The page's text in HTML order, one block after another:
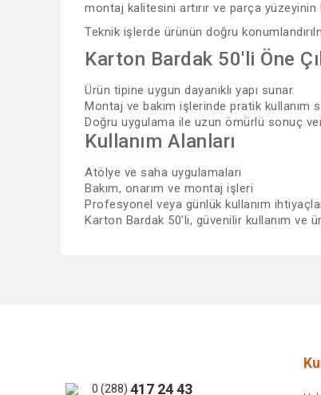
montaj kalitesini artırır ve parça yüzeyinin
Teknik işlerde ürünün doğru
Karton Bardak 50'li Öne
Ürün tipine uygun dayanıklı yapı sunar.
Montaj ve bakım işlerinde pratik kullanım
Doğru uygulama ile uzun ömürlü sonuç
Kullanım Alanları
Atölye ve saha uygulamaları
Bakım, onarım ve montaj işleri
Profesyonel veya günlük kullanım
Karton Bardak 50'li, güvenilir kullanım ve
0 (288) 417 24 43